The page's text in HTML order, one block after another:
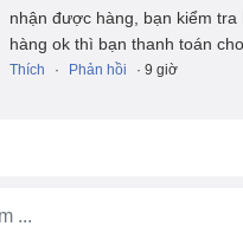
nhận được hàng, bạn kiểm tra
hàng ok thì bạn thanh toán
Thích · Phản hồi · 9 giờ